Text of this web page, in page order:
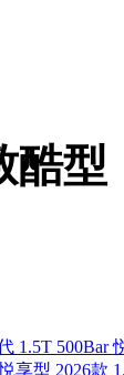
酷型
1.5T 500Bar
享型 2026款